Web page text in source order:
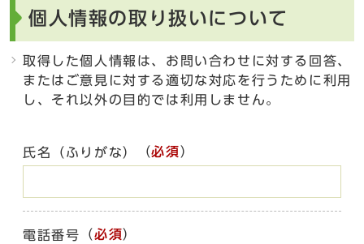
個人情報の取り扱いについて
取得した個人情報は、お問い合わせに対する回答、
またはご意見に対する適切な対応を行うために利用
し、それ以外の目的では利用しません。
氏名（ふりがな） （必須）
電話番号 （必須）